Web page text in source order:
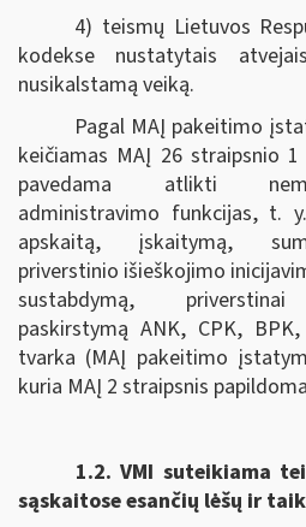
4) teismų Lietuvos
kodekse nustatytais
nusikalstamą veiką.
Pagal MAĮ pakeitimo
keičiamas MAĮ 26 straipsnio
pavedama atlikti
administravimo funkcijas, t.
apskaitą, įskaitymą,
priverstinio išieškojimo
sustabdymą,
paskirstymą ANK, CPK,
tvarka (MAĮ pakeitimo
kuria MAĮ 2 straipsnis
1.2. VMI suteikiama
sąskaitose esančių lėšų ir